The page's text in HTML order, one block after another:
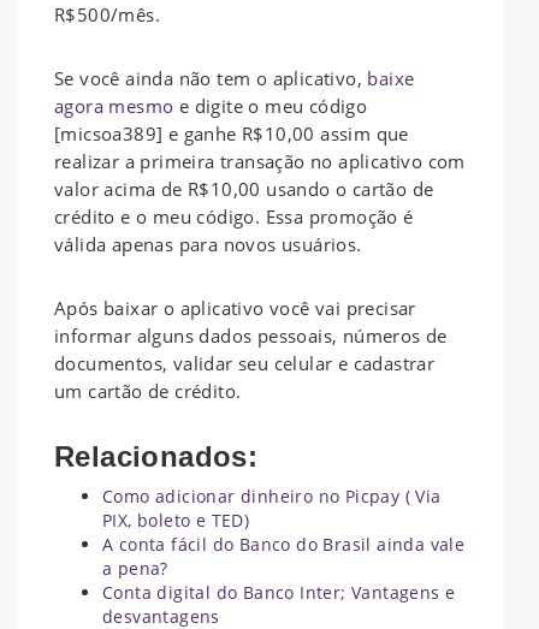
R$500/mês.
Se você ainda não tem o aplicativo, baixe
agora mesmo e digite o meu código
[micsoa389] e ganhe R$10,00 assim que
realizar a primeira transação no aplicativo com
valor acima de R$10,00 usando o cartão de
crédito e o meu código. Essa promoção é
válida apenas para novos usuários.
Após baixar o aplicativo você vai precisar
informar alguns dados pessoais, números de
documentos, validar seu celular e cadastrar
um cartão de crédito.
Relacionados:
Como adicionar dinheiro no Picpay ( Via
PIX, boleto e TED)
A conta fácil do Banco do Brasil ainda vale
a pena?
Conta digital do Banco Inter; Vantagens e
desvantagens